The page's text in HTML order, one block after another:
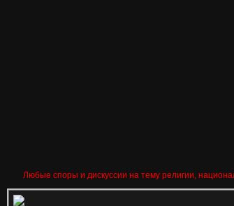
Любые споры и дискуссии на тему религии,